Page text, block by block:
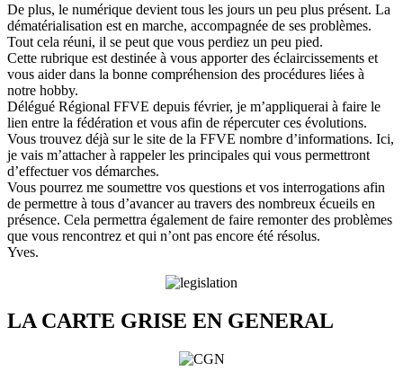
De plus, le numérique devient tous les jours un peu plus présent. La
dématérialisation est en marche, accompagnée de ses problèmes.
Tout cela réuni, il se peut que vous perdiez un peu pied.
Cette rubrique est destinée à vous apporter des éclaircissements et
vous aider dans la bonne compréhension des procédures liées à
notre hobby.
Délégué Régional FFVE depuis février, je m’appliquerai à faire le
lien entre la fédération et vous afin de répercuter ces évolutions.
Vous trouvez déjà sur le site de la FFVE nombre d’informations. Ici,
je vais m’attacher à rappeler les principales qui vous permettront
d’effectuer vos démarches.
Vous pourrez me soumettre vos questions et vos interrogations afin
de permettre à tous d’avancer au travers des nombreux écueils en
présence. Cela permettra également de faire remonter des problèmes
que vous rencontrez et qui n’ont pas encore été résolus.
Yves.
LA CARTE GRISE EN GENERAL